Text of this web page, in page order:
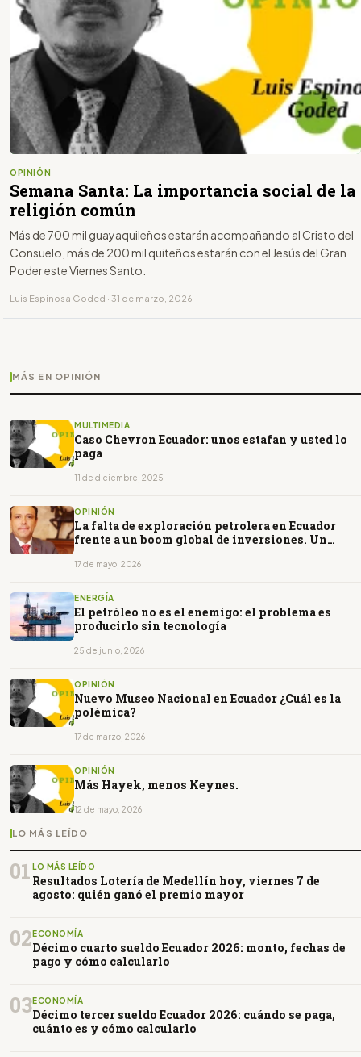
OPINIÓN
Semana Santa: La importancia social de la
religión común
Más de 700 mil guayaquileños estarán acompañando al Cristo del
Consuelo, más de 200 mil quiteños estarán con el Jesús del Gran
Poder este Viernes Santo.
Luis Espinosa Goded · 31 de marzo, 2026
MÁS EN OPINIÓN
MULTIMEDIA
Caso Chevron Ecuador: unos estafan y usted lo
paga
11 de diciembre, 2025
OPINIÓN
La falta de exploración petrolera en Ecuador
frente a un boom global de inversiones. Un
17 de mayo, 2026
ENERGÍA
El petróleo no es el enemigo: el problema es
producirlo sin tecnología
25 de junio, 2026
OPINIÓN
Nuevo Museo Nacional en Ecuador ¿Cuál es la
polémica?
17 de marzo, 2026
OPINIÓN
Más Hayek, menos Keynes.
12 de mayo, 2026
LO MÁS LEÍDO
01 LO MÁS LEÍDO
Resultados Lotería de Medellín hoy, viernes 7 de
agosto: quién ganó el premio mayor
02ECONOMÍA
Décimo cuarto sueldo Ecuador 2026: monto, fechas de
pago y cómo calcularlo
03ECONOMÍA
Décimo tercer sueldo Ecuador 2026: cuándo se paga,
cuánto es y cómo calcularlo